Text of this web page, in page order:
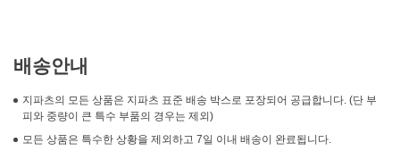
배송안내
지파츠의 모든 상품은 지파츠 표준 배송 박스로 포장되어 공급합니다. (단 부
피와 중량이 큰 특수 부품의 경우는 제외)
모든 상품은 특수한 상황을 제외하고 7일 이내 배송이 완료됩니다.